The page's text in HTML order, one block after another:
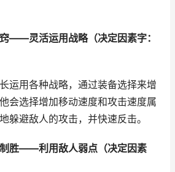
——灵活运用战略（决定因素字：
运用各种战略，通过装备选择来增
会选择增加移动速度和攻击速度属
躲避敌人的攻击，并快速反击。
胜——利用敌人弱点（决定因素